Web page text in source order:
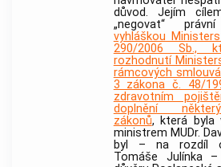
důvod. Jejím
„negovat“
vyhláškou
290/2006 Sb.,
rozhodnutí
rámcových
3 zákona č. 48/
zdravotním
doplnění
zákonů, která byla
ministrem MUDr.
byl – na rozdíl
Tomáše Julínka